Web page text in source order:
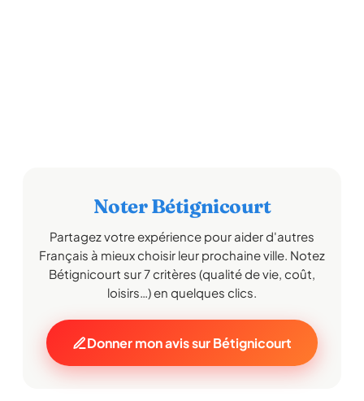
Noter Bétignicourt
Partagez votre expérience pour aider d'autres
Français à mieux choisir leur prochaine ville. Notez
Bétignicourt sur 7 critères (qualité de vie, coût,
loisirs…) en quelques clics.
Donner mon avis sur Bétignicourt